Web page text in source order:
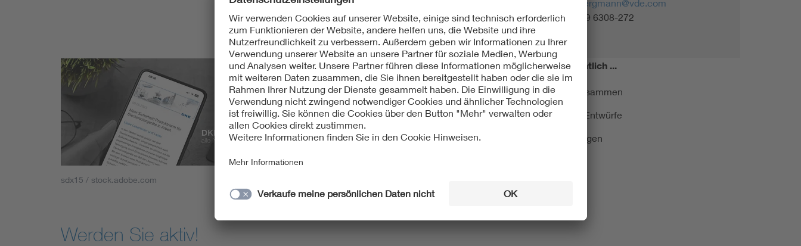
monika.bergmann@vde.com
Tel. +49 69 6308-272
sdx15 / stock.adobe.com
Mit unserem DKE Newsletter sind Sie immer top informiert! Monatlich ...
fassen wir die wichtigsten Entwicklungen in der Normung kurz zusammen
berichten wir über aktuelle Arbeitsergebnisse, Publikationen und Entwürfe
informieren wir Sie bereits frühzeitig über zukünftige Veranstaltungen
Werden Sie aktiv!